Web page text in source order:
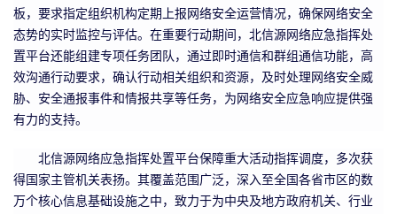
板，要求指定组织机构定期上报网络安全运营情况，确保网络安全
态势的实时监控与评估。在重要行动期间，北信源网络应急指挥处
置平台还能组建专项任务团队，通过即时通信和群组通信功能，高
效沟通行动要求，确认行动相关组织和资源，及时处理网络安全威
胁、安全通报事件和情报共享等任务，为网络安全应急响应提供强
有力的支持。
北信源网络应急指挥处置平台保障重大活动指挥调度，多次获
得国家主管机关表扬。其覆盖范围广泛，深入至全国各省市区的数
万个核心信息基础设施之中，致力于为中央及地方政府机关、行业